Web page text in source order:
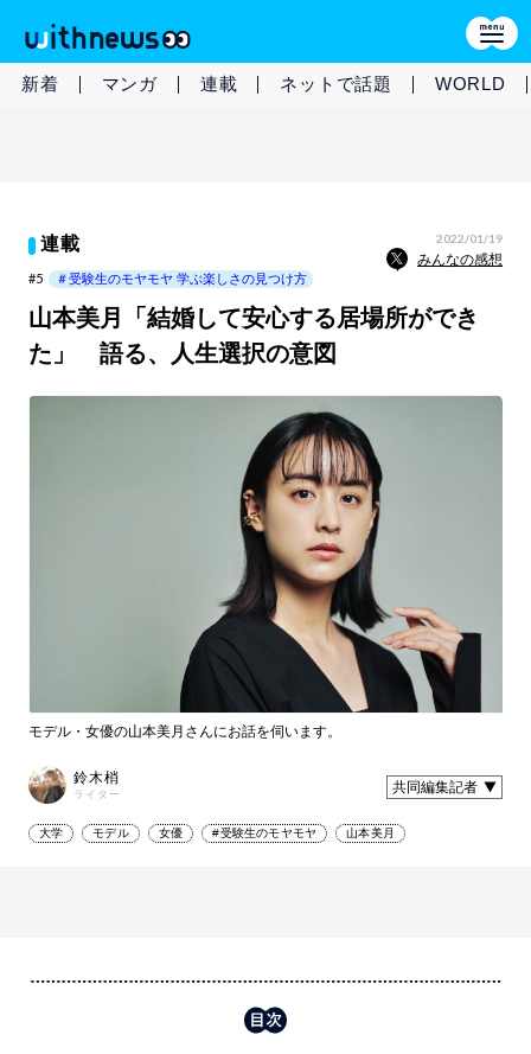
新着 マンガ 連載 ネットで話題 WORLD
連載 2022/01/19
みんなの感想
#5 ＃受験生のモヤモヤ 学ぶ楽しさの見つけ方
山本美月「結婚して安心する居場所ができ
た」 語る、人生選択の意図
モデル・女優の山本美月さんにお話を伺います。
鈴木梢
ライター 共同編集記者
大学 モデル 女優 #受験生のモヤモヤ 山本美月